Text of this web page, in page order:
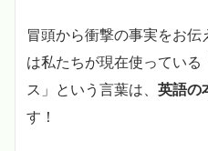
冒頭から衝撃の事実をお
は私たちが現在使ってい
ス」という言葉は、 英語の
す！